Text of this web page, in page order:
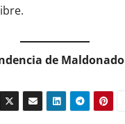
de Maldonado